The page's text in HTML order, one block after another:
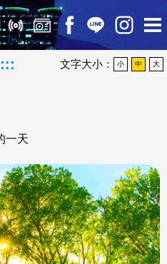
::: 文字大小： 小 中 大
一天